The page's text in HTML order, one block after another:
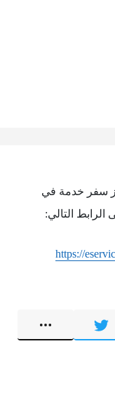
سفر خدمة في
الرابط التالي:
https://